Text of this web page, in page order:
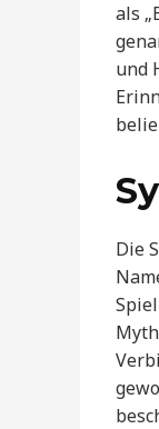
als
und
Die